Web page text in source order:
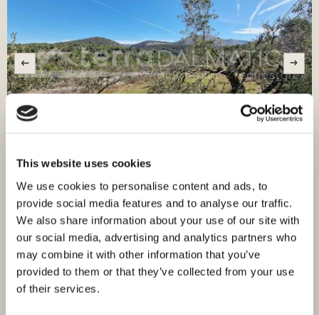
This website uses cookies
We use cookies to personalise content and ads, to
provide social media features and to analyse our traffic.
We also share information about your use of our site with
our social media, advertising and analytics partners who
may combine it with other information that you’ve
provided to them or that they’ve collected from your use
of their services.
405.100,00 € ID: 3032
Šibenik, Bilice, veliko gradbeno zemljišče na mirni
lokaciji
Bilice, Bilice
Velikost (m²) : 4.051 M²